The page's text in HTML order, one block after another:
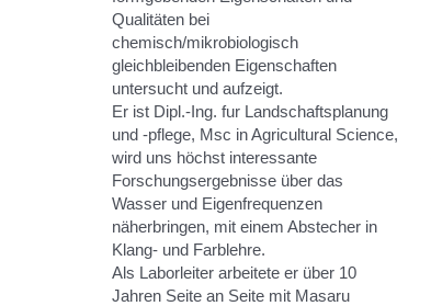
Qualitäten bei
chemisch/mikrobiologisch
gleichbleibenden Eigenschaften
untersucht und aufzeigt.
Er ist Dipl.-Ing. fur Landschaftsplanung
und -pflege, Msc in Agricultural Science,
wird uns höchst interessante
Forschungsergebnisse über das
Wasser und Eigenfrequenzen
näherbringen, mit einem Abstecher in
Klang- und Farblehre.
Als Laborleiter arbeitete er über 10
Jahren Seite an Seite mit Masaru